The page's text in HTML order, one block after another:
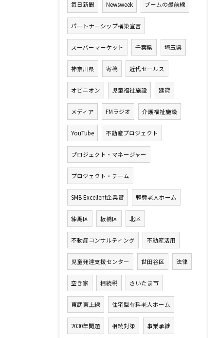
毎日新聞 Newsweek ブームの最前線
パートナーシップ構築宣言
スーパーマーケット 千葉県 埼玉県
神奈川県 寄稿 近代セールス
オピニオン 児童福祉施設 建貸
メディア FMラジオ 介護福祉施設
YouTube 不動産プロジェクト
プロジェクト・マネージャー
プロジェクト・チーム
SMB Excellent企業賞 軽費老人ホーム
練馬区 板橋区 北区
不動産コンサルティング 不動産活用
児童発達支援センター 世田谷区 法律
空き家 相続税 さいたま市
東武東上線 住宅型有料老人ホーム
2030年問題 相続対策 事業承継